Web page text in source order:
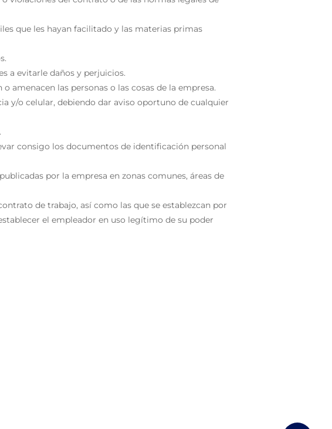
que les hayan facilitado y las materias primas
a evitarle daños y perjuicios.
amenacen las personas o las cosas de la empresa.
y/o celular, debiendo dar aviso oportuno de cualquier
consigo los documentos de identificación personal
por la empresa en zonas comunes, áreas de
de trabajo, así como las que se establezcan por
el empleador en uso legítimo de su poder